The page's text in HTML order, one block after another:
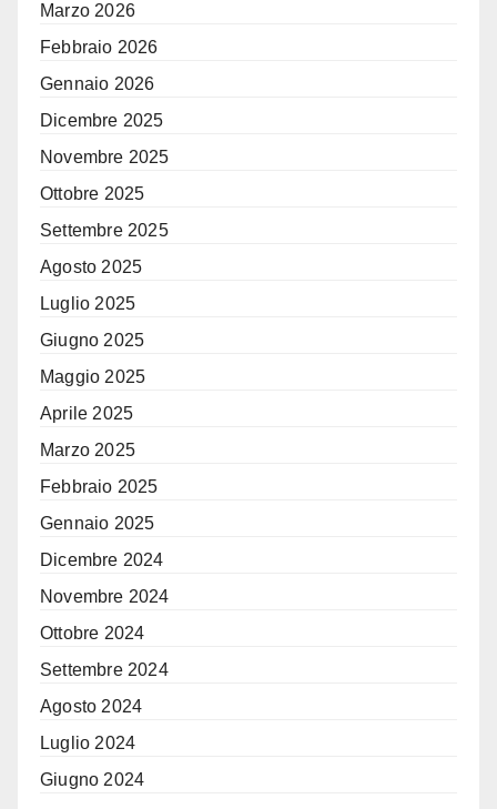
Marzo 2026
Febbraio 2026
Gennaio 2026
Dicembre 2025
Novembre 2025
Ottobre 2025
Settembre 2025
Agosto 2025
Luglio 2025
Giugno 2025
Maggio 2025
Aprile 2025
Marzo 2025
Febbraio 2025
Gennaio 2025
Dicembre 2024
Novembre 2024
Ottobre 2024
Settembre 2024
Agosto 2024
Luglio 2024
Giugno 2024